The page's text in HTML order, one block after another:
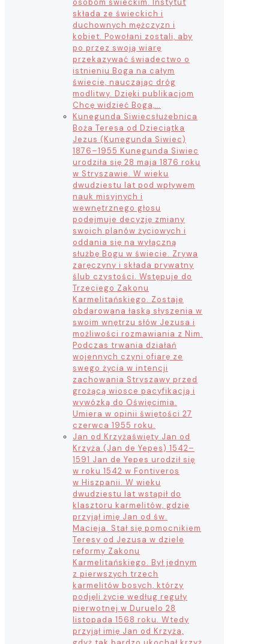
składa ze świeckich i
duchownych mężczyzn i
kobiet. Powołani zostali, aby
po przez swoją wiarę
przekazywać świadectwo o
istnieniu Boga na całym
świecie, nauczając dróg
modlitwy. Dzięki publikacjom
Chcę widzieć Boga,…
Kunegunda Siwiecsłużebnica
Boża Teresa od Dzieciątka
Jezus (Kunegunda Siwiec)
1876–1955 Kunegunda Siwiec
urodziła się 28 maja 1876 roku
w Stryszawie. W wieku
dwudziestu lat pod wpływem
nauk misyjnych i
wewnętrznego głosu
podejmuje decyzję zmiany
swoich planów życiowych i
oddania się na wyłączną
służbę Bogu w świecie. Zrywa
zaręczyny i składa prywatny
ślub czystości. Wstępuje do
Trzeciego Zakonu
Karmelitańskiego. Zostaje
obdarowana łaską słyszenia w
swoim wnętrzu słów Jezusa i
możliwości rozmawiania z Nim.
Podczas trwania działań
wojennych czyni ofiarę ze
swego życia w intencji
zachowania Stryszawy przed
grożącą wiosce pacyfikacją i
wywózką do Oświęcimia.
Umiera w opinii świętości 27
czerwca 1955 roku.
Jan od Krzyżaświęty Jan od
Krzyża (Jan de Yepes) 1542–
1591 Jan de Yepes urodził się
w roku 1542 w Fontiveros
w Hiszpanii. W wieku
dwudziestu lat wstąpił do
klasztoru karmelitów, gdzie
przyjął imię Jan od św.
Macieja. Stał się pomocnikiem
Teresy od Jezusa w dziele
reformy Zakonu
Karmelitańskiego. Był jednym
z pierwszych trzech
karmelitów bosych, którzy
podjęli życie według reguły
pierwotnej w Duruelo 28
listopada 1568 roku. Wtedy
przyjął imię Jan od Krzyża,